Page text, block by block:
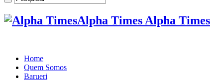
Alpha Times Alpha Times
Home
Quem Somos
Barueri